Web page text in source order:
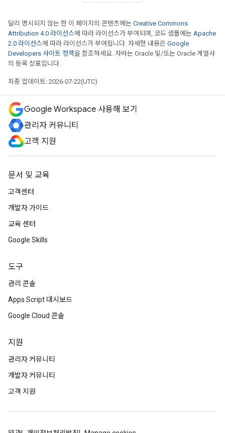
달리 명시되지 않는 한 이 페이지의 콘텐츠에는 Creative Commons
Attribution 4.0 라이선스에 따라 라이선스가 부여되며, 코드 샘플에는 Apache
2.0 라이선스에 따라 라이선스가 부여됩니다. 자세한 내용은 Google
Developers 사이트 정책을 참조하세요. 자바는 Oracle 및/또는 Oracle 계열사
의 등록 상표입니다.
최종 업데이트: 2026-07-22(UTC)
Google Workspace 사용해 보기
관리자 커뮤니티
고객 지원
문서 및 교육
고객센터
개발자 가이드
교육 센터
Google Skills
도구
관리 콘솔
Apps Script 대시보드
Google Cloud 콘솔
지원
관리자 커뮤니티
개발자 커뮤니티
고객 지원